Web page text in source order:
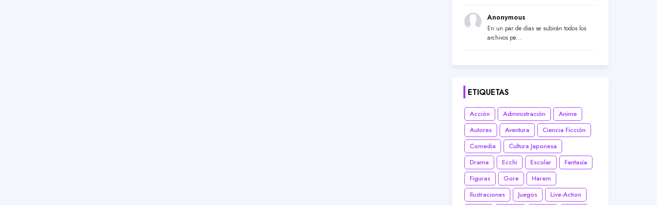
Anonymous
En un par de dias se subirán todos los
archivos pe...
ETIQUETAS
Acción Administración
Anime
Autores
Aventura
Ciencia Ficción
Comedia
Cultura Japonesa
Drama
Ecchi Escolar
Fantasía
Figuras
Gore
Harem
Ilustraciones
Juegos
Live-Action